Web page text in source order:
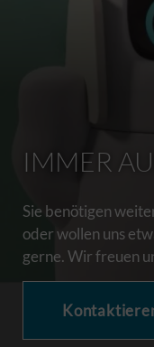
IMMER
Sie benötigen
oder wollen uns
gerne. Wir freuen